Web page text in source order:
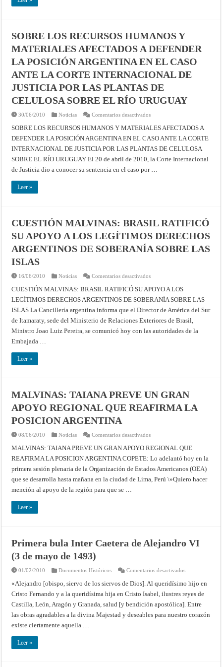
SOBRE LOS RECURSOS HUMANOS Y
MATERIALES AFECTADOS A DEFENDER
LA POSICIÓN ARGENTINA EN EL CASO
ANTE LA CORTE INTERNACIONAL DE
JUSTICIA POR LAS PLANTAS DE
CELULOSA SOBRE EL RÍO URUGUAY
30/06/2010 Noticias Comentarios desactivadosen
LOS
RECURSOS
HUMANOS
MATERIALES
AFECTADOS
A
LA
CORTE
INTERNACIONAL
DE
JUSTICIA
POR
LAS
SOBRE
RÍO
URUGUAY
SOBRE LOS RECURSOS HUMANOS Y MATERIALES AFECTADOS A
DEFENDER LA POSICIÓN ARGENTINA EN EL CASO ANTE LA CORTE
INTERNACIONAL DE JUSTICIA POR LAS PLANTAS DE CELULOSA
SOBRE EL RÍO URUGUAY El 20 de abril de 2010, la Corte Internacional
de Justicia dio a conocer su sentencia en el caso por …
Leer »
CUESTIÓN MALVINAS: BRASIL RATIFICÓ
SU APOYO A LOS LEGÍTIMOS DERECHOS
ARGENTINOS DE SOBERANÍA SOBRE LAS
ISLAS
16/06/2010 Noticias Comentarios desactivadosen
MALVINAS:
BRASIL
RATIFICÓ
APOYO
A
LOS
LEGÍTIMOS
DERECHOS
CUESTIÓN MALVINAS: BRASIL RATIFICÓ SU APOYO A LOS
LEGÍTIMOS DERECHOS ARGENTINOS DE SOBERANÍA SOBRE LAS
ISLAS La Cancillería argentina informa que el Director de América del Sur
de Itamaraty, sede del Ministerio de Relaciones Exteriores de Brasil,
Ministro Joao Luiz Pereira, se comunicó hoy con las autoridades de la
Embajada …
Leer »
MALVINAS: TAIANA PREVE UN GRAN
APOYO REGIONAL QUE REAFIRMA LA
POSICION ARGENTINA
08/06/2010 Noticias Comentarios desactivadosen
TAIANA
PREVE
UN
APOYO
REGIONAL
QUE
MALVINAS: TAIANA PREVE UN GRAN APOYO REGIONAL QUE
REAFIRMA LA POSICION ARGENTINA COPETE: Lo adelantó hoy en la
primera sesión plenaria de la Organización de Estados Americanos (OEA)
que se desarrolla hasta mañana en la ciudad de Lima, Perú \»Quiero hacer
mención al apoyo de la región para que se …
Leer »
Primera bula Inter Caetera de Alejandro VI
(3 de mayo de 1493)
01/02/2010 Documentos Históricos Comentarios desactivadosen
bula
Inter
Caetera
de
Alejandro
(3
«Alejandro [obispo, siervo de los siervos de Dios]. Al queridísimo hijo en
Cristo Fernando y a la queridísima hija en Cristo Isabel, ilustres reyes de
Castilla, León, Aragón y Granada, salud [y bendición apostólica]. Entre
las obras agradables a la divina Majestad y deseables para nuestro corazón
existe ciertamente aquella …
Leer »